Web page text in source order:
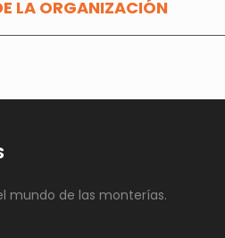
LA ORGANIZACIÓN
mundo de las monterías.